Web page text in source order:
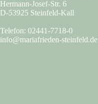
Hermann-Josef-Str. 6
D-53925 Steinfeld-Kall
Telefon: 02441-7718-0
info@mariafrieden-steinfeld.de